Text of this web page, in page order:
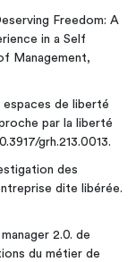
Freedom: A
in a Self
Management,
espaces de liberté
par la liberté
grh.213.0013.
des
dite libérée.
2.0. de
du métier de